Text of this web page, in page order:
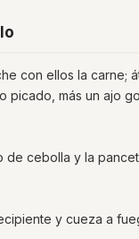
con ellos la carne;
picado, más un ajo
de cebolla y la
y cueza a